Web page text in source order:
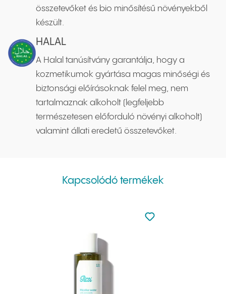
összetevőket és bio minősítésű növényekből
készült.
HALAL
A Halal tanúsítvány garantálja, hogy a
kozmetikumok gyártása magas minőségi és
biztonsági előírásoknak felel meg, nem
tartalmaznak alkoholt (legfeljebb
természetesen előforduló növényi alkoholt)
valamint állati eredetű összetevőket.
Kapcsolódó termékek
Nincsen hozzáadva
Hozzáadás a